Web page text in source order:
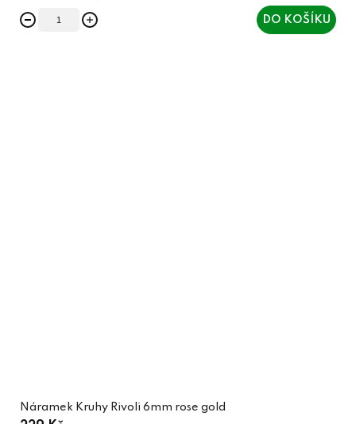
DO KOŠÍKU
Náramek Kruhy Rivoli 6mm rose gold